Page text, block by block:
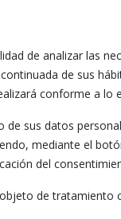
de analizar las
de sus
conforme a lo
sus datos
mediante el
del
de